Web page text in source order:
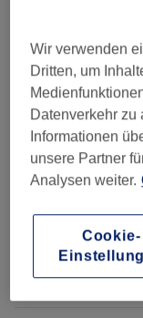
Wir verwenden
Dritten, um
Datenverkehr zu
Informationen
unsere Partner
Analysen weiter.
Cookie-